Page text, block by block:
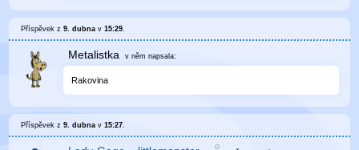
Příspěvek z9. dubna v15:29.
Metalistka v něm napsala:
Rakovina
Příspěvek z9. dubna v15:27.